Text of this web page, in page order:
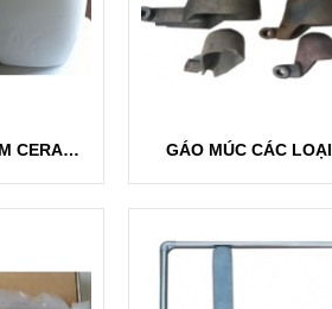
GÁO MÚC NHÔM CERAMIC GÁO MÚC CÁC LOẠI